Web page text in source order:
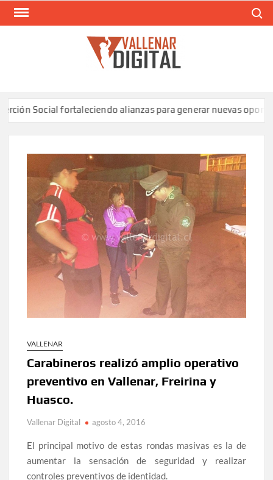
Saltar
Social fortaleciendo alianzas para generar nuevas
VALLENAR
Carabineros realizó amplio operativo
preventivo en Vallenar, Freirina y
Huasco.
Vallenar Digital agosto 4, 2016
El principal motivo de estas rondas masivas es la de
aumentar la sensación de seguridad y realizar
controles preventivos de identidad.